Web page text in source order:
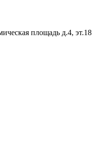
площадь д.4, эт.18